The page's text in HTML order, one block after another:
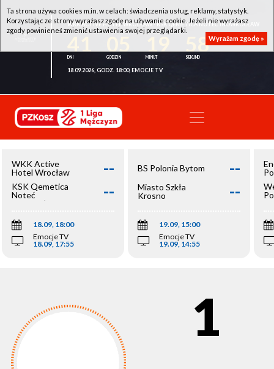
WKK ACTIVE HOTEL WROCŁAW - KSK QEMETICA NOTEĆ INOWROCŁAW
58
18.09.2026, GODZ. 18:00, EMOCJE TV
WKK Active
Hotel Wrocław
--
KSK Qemetica
Noteć
Inowrocław
--
18.09, 18:00
Emocje TV
18.09, 17:55
BS Polonia Bytom --
Miasto Szkła
Krosno
--
19.09, 15:00
Emocje TV
19.09, 14:55
1
Ta strona używa cookies m.in. w celach: świadczenia usług, reklamy, statystyk.
Korzystając ze strony wyrażasz zgodę na używanie cookie. Jeżeli nie wyrażasz
zgody powinieneś zmienić ustawienia swojej przeglądarki.
Wyrażam zgodę »